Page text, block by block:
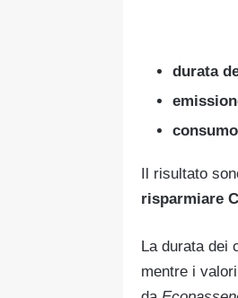
durata
Il risultato
risparmiare
La durata dei
mentre i